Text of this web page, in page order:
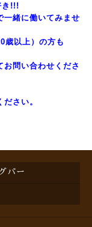
き!!!
一緒に働いてみませ
歳以上）の方も
問い合わせくださ
さい。
バー